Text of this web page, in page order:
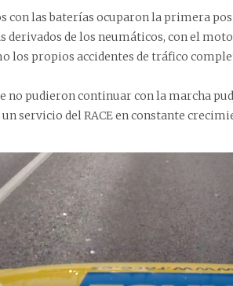
con las baterías ocuparon la primera
derivados de los neumáticos, con el
los propios accidentes de tráfico
no pudieron continuar con la marcha
un servicio del RACE en constante